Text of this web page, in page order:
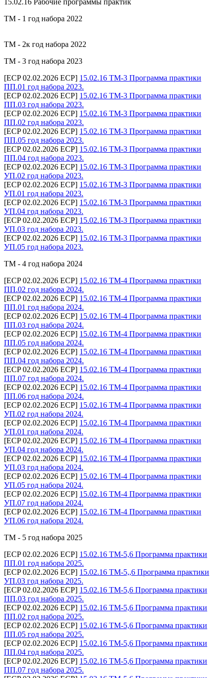
ТМ - 1 год набора 2022
ТМ - 2к год набора 2022
ТМ - 3 год набора 2023
[ECP 02.02.2026 ECP] 15.02.16 ТМ-3 Программа практики
ПП.01 год набора 2023.
[ECP 02.02.2026 ECP] 15.02.16 ТМ-3 Программа практики
ПП.03 год набора 2023.
[ECP 02.02.2026 ECP] 15.02.16 ТМ-3 Программа практики
ПП.02 год набора 2023.
[ECP 02.02.2026 ECP] 15.02.16 ТМ-3 Программа практики
ПП.05 год набора 2023.
[ECP 02.02.2026 ECP] 15.02.16 ТМ-3 Программа практики
ПП.04 год набора 2023.
[ECP 02.02.2026 ECP] 15.02.16 ТМ-3 Программа практики
УП.02 год набора 2023.
[ECP 02.02.2026 ECP] 15.02.16 ТМ-3 Программа практики
УП.01 год набора 2023.
[ECP 02.02.2026 ECP] 15.02.16 ТМ-3 Программа практики
УП.04 год набора 2023.
[ECP 02.02.2026 ECP] 15.02.16 ТМ-3 Программа практики
УП.03 год набора 2023.
[ECP 02.02.2026 ECP] 15.02.16 ТМ-3 Программа практики
УП.05 год набора 2023.
ТМ - 4 год набора 2024
[ECP 02.02.2026 ECP] 15.02.16 ТМ-4 Программа практики
ПП.02 год набора 2024.
[ECP 02.02.2026 ECP] 15.02.16 ТМ-4 Программа практики
ПП.01 год набора 2024.
[ECP 02.02.2026 ECP] 15.02.16 ТМ-4 Программа практики
ПП.03 год набора 2024.
[ECP 02.02.2026 ECP] 15.02.16 ТМ-4 Программа практики
ПП.05 год набора 2024.
[ECP 02.02.2026 ECP] 15.02.16 ТМ-4 Программа практики
ПП.04 год набора 2024.
[ECP 02.02.2026 ECP] 15.02.16 ТМ-4 Программа практики
ПП.07 год набора 2024.
[ECP 02.02.2026 ECP] 15.02.16 ТМ-4 Программа практики
ПП.06 год набора 2024.
[ECP 02.02.2026 ECP] 15.02.16 ТМ-4 Программа практики
УП.02 год набора 2024.
[ECP 02.02.2026 ECP] 15.02.16 ТМ-4 Программа практики
УП.01 год набора 2024.
[ECP 02.02.2026 ECP] 15.02.16 ТМ-4 Программа практики
УП.04 год набора 2024.
[ECP 02.02.2026 ECP] 15.02.16 ТМ-4 Программа практики
УП.03 год набора 2024.
[ECP 02.02.2026 ECP] 15.02.16 ТМ-4 Программа практики
УП.05 год набора 2024.
[ECP 02.02.2026 ECP] 15.02.16 ТМ-4 Программа практики
УП.07 год набора 2024.
[ECP 02.02.2026 ECP] 15.02.16 ТМ-4 Программа практики
УП.06 год набора 2024.
ТМ - 5 год набора 2025
[ECP 02.02.2026 ECP] 15.02.16 ТМ-5,6 Программа практики
ПП.01 год набора 2025.
[ECP 02.02.2026 ECP] 15.02.16 ТМ-5,,6 Программа практики
УП.03 год набора 2025.
[ECP 02.02.2026 ECP] 15.02.16 ТМ-5,6 Программа практики
ПП.03 год набора 2025.
[ECP 02.02.2026 ECP] 15.02.16 ТМ-5,6 Программа практики
ПП.02 год набора 2025.
[ECP 02.02.2026 ECP] 15.02.16 ТМ-5,6 Программа практики
ПП.05 год набора 2025.
[ECP 02.02.2026 ECP] 15.02.16 ТМ-5,6 Программа практики
ПП.04 год набора 2025.
[ECP 02.02.2026 ECP] 15.02.16 ТМ-5,6 Программа практики
ПП.07 год набора 2025.